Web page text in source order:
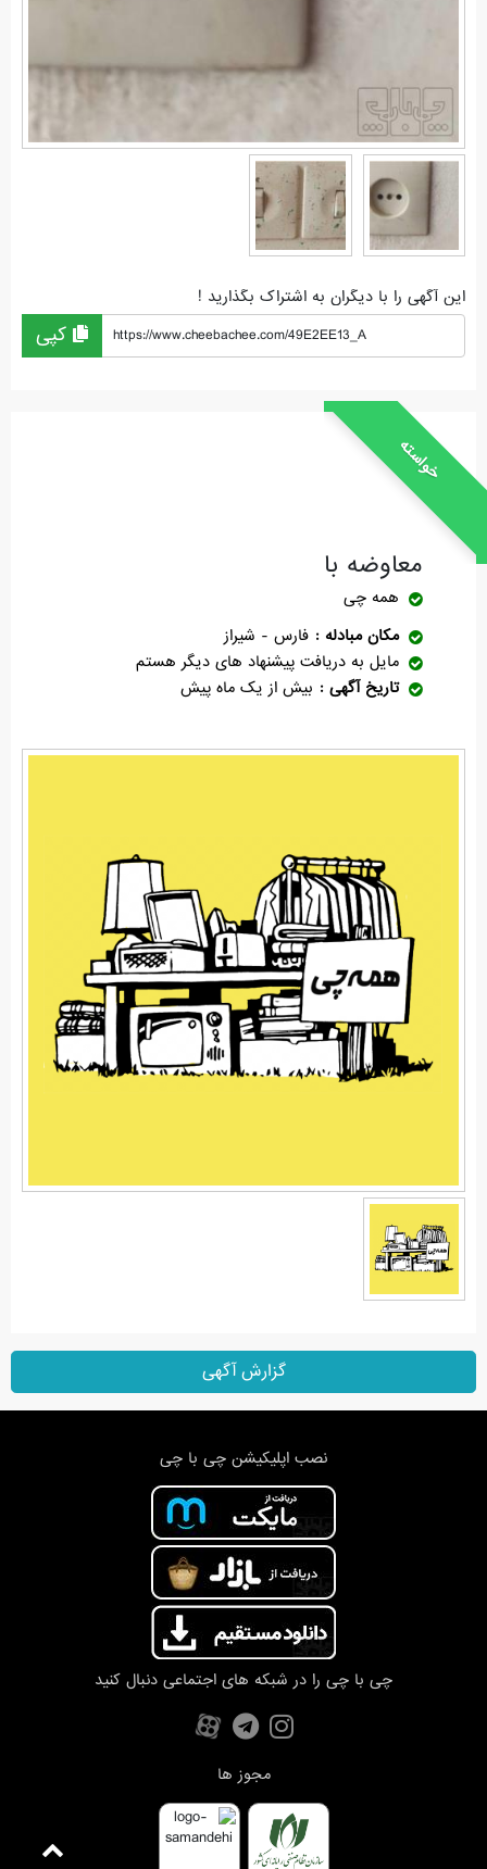
این آگهی را با دیگران به اشتراک بگذارید !
https://www.cheebachee.com/49E2EE13_A
خواسته
معاوضه با
همه چی
مکان مبادله
فارس - شیراز
مایل به دریافت پیشنهاد های دیگر هستم
تاریخ آگهی
بیش از یک ماه پیش
گزارش آگهی
نصب اپلیکیشن چی با چی
چی با چی را در شبکه های اجتماعی دنبال کنید
مجوز ها